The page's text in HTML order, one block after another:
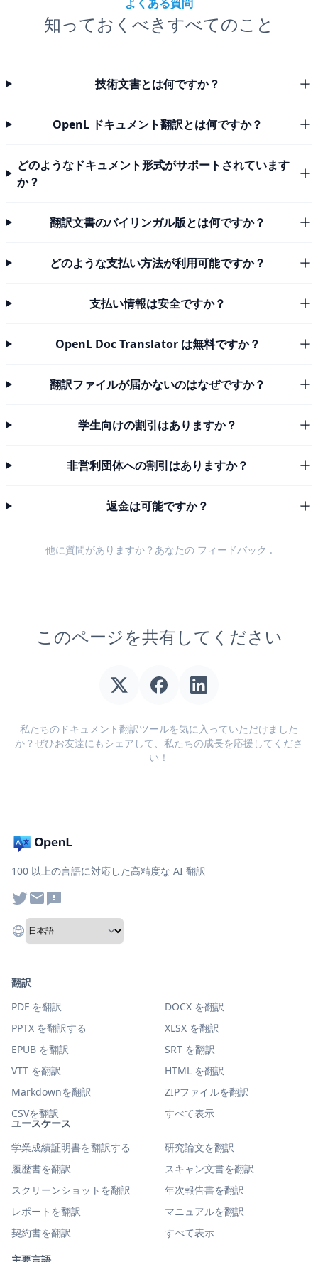
知っておくべきすべてのこと
技術文書とは何ですか？
OpenL ドキュメント翻訳とは何ですか？
どのようなドキュメント形式がサポートされています
か？
翻訳文書のバイリンガル版とは何ですか？
どのような支払い方法が利用可能ですか？
支払い情報は安全ですか？
OpenL Doc Translator は無料ですか？
翻訳ファイルが届かないのはなぜですか？
学生向けの割引はありますか？
非営利団体への割引はありますか？
返金は可能ですか？
他に質問がありますか？あなたの フィードバック .
このページを共有してください
私たちのドキュメント翻訳ツールを気に入っていただけました
か？ぜひお友達にもシェアして、私たちの成長を応援してくださ
い！
100 以上の言語に対応した高精度な AI 翻訳
ユースケース
学業成績証明書を翻訳する
研究論文を翻訳
履歴書を翻訳
スキャン文書を翻訳
スクリーンショットを翻訳
年次報告書を翻訳
レポートを翻訳
マニュアルを翻訳
契約書を翻訳
すべて表示
翻訳
PDF を翻訳
DOCX を翻訳
PPTX を翻訳する
XLSX を翻訳
EPUB を翻訳
SRT を翻訳
VTT を翻訳
HTML を翻訳
Markdownを翻訳
ZIPファイルを翻訳
CSVを翻訳
すべて表示